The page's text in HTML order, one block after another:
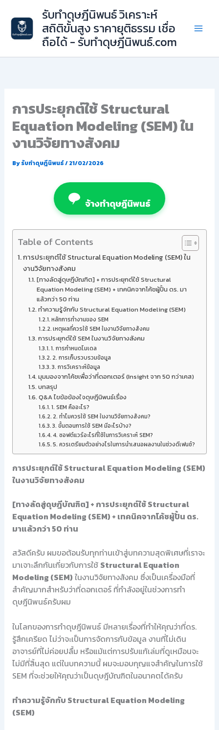
content
รับทำดุษฎีนิพนธ์ วิเคราะห์
สถิติขั้นสูง ราคายุติธรรม เชื่อ
ถือได้ - รับทำดุษฎีนิพนธ์.com
การประยุกต์ใช้ Structural
Equation Modeling (SEM) ใน
งานวิจัยทางสังคม
Byรับทำดุษฎีนิพนธ์/21/02/2026
จ้างทำดุษฎีนิพนธ์
Table of Contents
การประยุกต์ใช้ Structural Equation Modeling (SEM) ใน
งานวิจัยทางสังคม
[ทางลัดสู่ดุษฎีบัณฑิต] + การประยุกต์ใช้ Structural
Equation Modeling (SEM) + เทคนิคจากโค้ชผู้ปั้น ดร. มา
แล้วกว่า 50 ท่าน
ทำความรู้จักกับ Structural Equation Modeling (SEM)
หลักการทำงานของ SEM
เหตุผลที่ควรใช้ SEM ในงานวิจัยทางสังคม
การประยุกต์ใช้ SEM ในงานวิจัยทางสังคม
1. การกำหนดโมเดล
2. การเก็บรวบรวมข้อมูล
3. การวิเคราะห์ข้อมูล
มุมมองจากโค้ชเพื่อว่าที่ดอกเตอร์ (Insight จาก 50 กว่าเคส)
บทสรุป
Q&A ไขข้อข้องใจดุษฎีนิพนธ์เรื่อง
1. SEM คืออะไร?
2. ทำไมควรใช้ SEM ในงานวิจัยทางสังคม?
3. ขั้นตอนการใช้ SEM มีอะไรบ้าง?
4. ซอฟต์แวร์อะไรที่ใช้ในการวิเคราะห์ SEM?
5. ควรเตรียมตัวอย่างไรในการนำเสนอผลงานในช่วงดีเฟนซ์?
การประยุกต์ใช้ Structural Equation Modeling (SEM)
ในงานวิจัยทางสังคม
[ทางลัดสู่ดุษฎีบัณฑิต] + การประยุกต์ใช้ Structural
Equation Modeling (SEM) + เทคนิคจากโค้ชผู้ปั้น ดร.
มาแล้วกว่า 50 ท่าน
สวัสดีครับ ผมขอต้อนรับทุกท่านเข้าสู่บทความสุดพิเศษที่เราจะ
มาเจาะลึกกันเกี่ยวกับการใช้ Structural Equation
Modeling (SEM) ในงานวิจัยทางสังคม ซึ่งเป็นเครื่องมือที่
สำคัญมากสำหรับว่าที่ดอกเตอร์ ที่กำลังอยู่ในช่วงการทำ
ดุษฎีนิพนธ์ครับผม
ในโลกของการทำดุษฎีนิพนธ์ มีหลายเรื่องที่ทำให้คุณว่าที่ดร.
รู้สึกเครียด ไม่ว่าจะเป็นการจัดการกับข้อมูล งานที่ไม่เดิน
อาจารย์ที่ไม่ค่อยปลื้ม หรือแม้แต่การปรับแก้เล่มที่ดูเหมือนจะ
ไม่มีที่สิ้นสุด แต่ในบทความนี้ ผมจะมอบกุญแจสำคัญในการใช้
SEM ที่จะช่วยให้คุณว่าเป็นดุษฎีบัณฑิตในอนาคตได้ครับ
ทำความรู้จักกับ Structural Equation Modeling
(SEM)